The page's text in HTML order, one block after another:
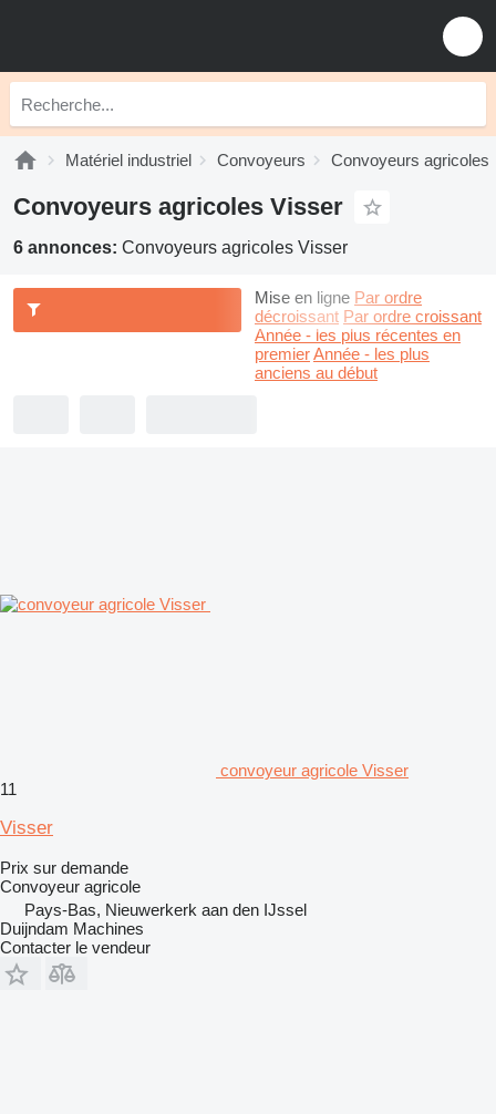
Matériel industriel Convoyeurs Convoyeurs agricoles
Convoyeurs agricoles Visser
6 annonces: Convoyeurs agricoles Visser
Mise en ligne Par ordre
décroissant Par ordre croissant
Année - les plus récentes en
premierAnnée - les plus
anciens au début
convoyeur agricole Visser
11
Visser
Prix sur demande
Convoyeur agricole
Pays-Bas, Nieuwerkerk aan den IJssel
Duijndam Machines
Contacter le vendeur